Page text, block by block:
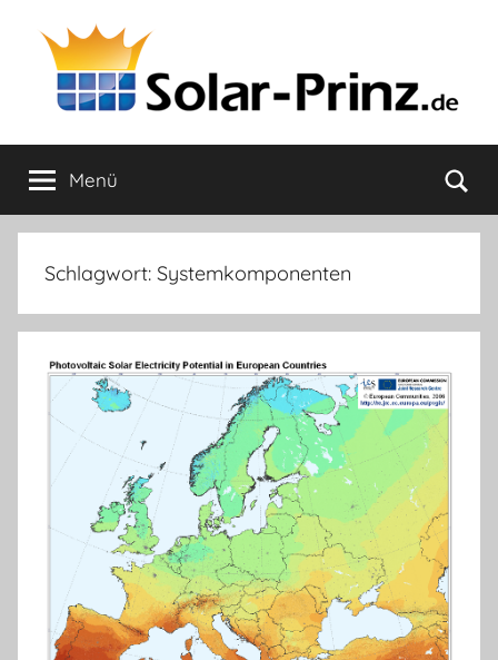
springen
Solar-
Prinz.de
Strom!
Menü
Schlagwort: Systemkomponenten